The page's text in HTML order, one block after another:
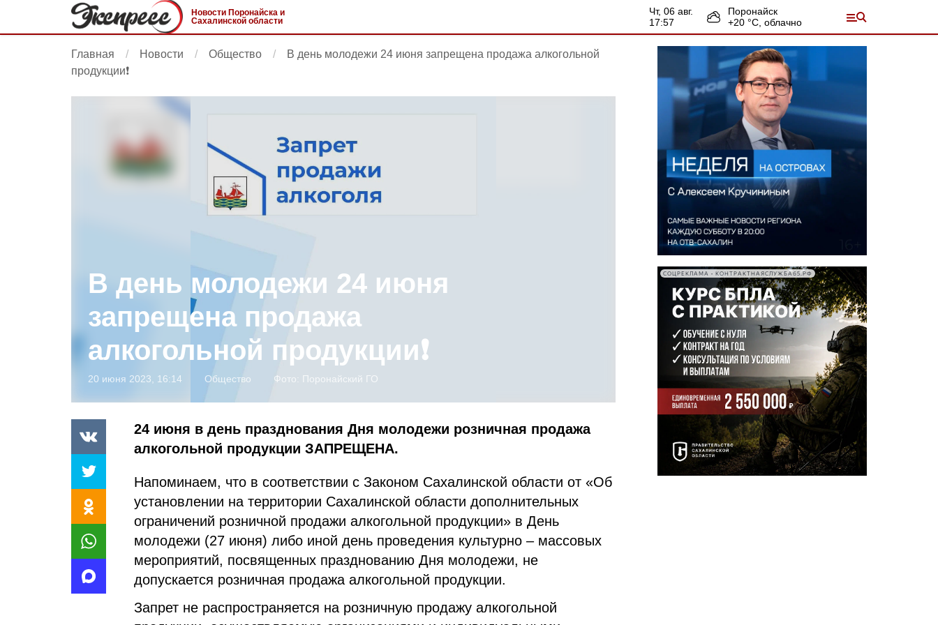
Новости Поронайска и
Сахалинской области
чт, 06 авг.
17:57
Поронайск
+20 °С, облачно
Главная Новости Общество
В день молодежи 24 июня запрещена продажа алкогольной
продукции❗️
В день молодежи 24 июня
запрещена продажа
алкогольной продукции❗️
20 июня 2023, 16:14 Общество Фото: Поронайский ГО
24 июня в день празднования Дня молодежи розничная продажа
алкогольной продукции ЗАПРЕЩЕНА.
Напоминаем, что в соответствии с Законом Сахалинской области от «Об
установлении на территории Сахалинской области дополнительных
ограничений розничной продажи алкогольной продукции» в День
молодежи (27 июня) либо иной день проведения культурно – массовых
мероприятий, посвященных празднованию Дня молодежи, не
допускается розничная продажа алкогольной продукции.
Запрет не распространяется на розничную продажу алкогольной
СОЦРЕКЛАМА • КОНТРАКТНАЯСЛУЖБА65.РФ